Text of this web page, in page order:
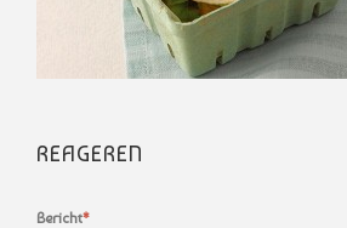
REAGEREN
Bericht*